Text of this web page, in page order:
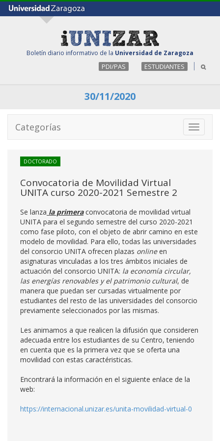
Boletín diario informativo de la Universidad de Zaragoza
PDI/PAS ESTUDIANTES
30/11/2020
Toggle
Categorías
DOCTORADO
Convocatoria de Movilidad Virtual
UNITA curso 2020-2021 Semestre 2
Se lanza la primeraconvocatoria de movilidad virtual
UNITA para el segundo semestre del curso 2020-2021
como fase piloto, con el objeto de abrir camino en este
modelo de movilidad. Para ello, todas las universidades
del consorcio UNITA ofrecen plazas onlineen
asignaturas vinculadas a los tres ámbitos iniciales de
actuación del consorcio UNITA: la economía circular,
las energías renovables y el patrimonio cultural, de
manera que puedan ser cursadas virtualmente por
estudiantes del resto de las universidades del consorcio
previamente seleccionados por las mismas.
Les animamos a que realicen la difusión que consideren
adecuada entre los estudiantes de su Centro, teniendo
en cuenta que es la primera vez que se oferta una
movilidad con estas caractéristicas.
Encontrará la información en el siguiente enlace de la
web:
https://internacional.unizar.es/unita-movilidad-virtual-0